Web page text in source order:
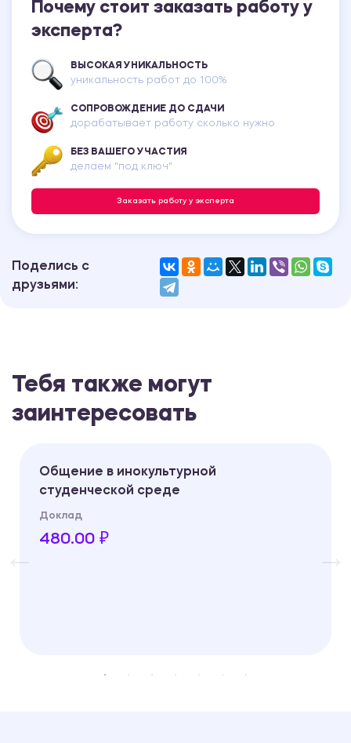
Почему стоит заказать работу у
эксперта?
ВЫСОКАЯ УНИКАЛЬНОСТЬ
уникальность работ до 100%
СОПРОВОЖДЕНИЕ ДО СДАЧИ
дорабатывает работу сколько нужно
БЕЗ ВАШЕГО УЧАСТИЯ
делаем "под ключ"
Заказать работу у эксперта
Поделись с
друзьями:
Тебя также могут
заинтересовать
Общение в инокультурной
студенческой среде
Доклад
480.00 ₽